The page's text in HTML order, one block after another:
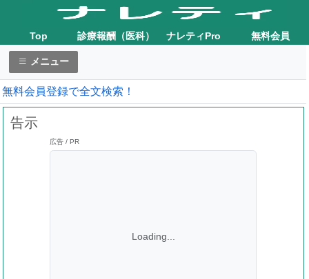
Top 診療報酬（医科） ナレティPro 無料会員
メニュー
無料会員登録で全文検索！
告示
広告 / PR
Loading...